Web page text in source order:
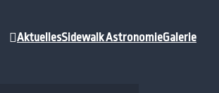
AktuellesSidewalk AstronomieGalerie